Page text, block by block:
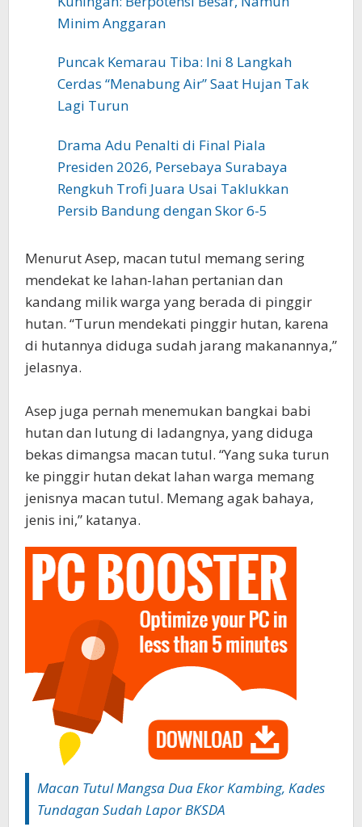
Minim Anggaran
Puncak Kemarau Tiba: Ini 8 Langkah
Cerdas “Menabung Air” Saat Hujan Tak
Lagi Turun
Drama Adu Penalti di Final Piala
Presiden 2026, Persebaya Surabaya
Rengkuh Trofi Juara Usai Taklukkan
Persib Bandung dengan Skor 6-5
‎Menurut Asep, macan tutul memang sering
mendekat ke lahan-lahan pertanian dan
kandang milik warga yang berada di pinggir
hutan. “Turun mendekati pinggir hutan, karena
di hutannya diduga sudah jarang makanannya,”
jelasnya.
‎Asep juga pernah menemukan bangkai babi
hutan dan lutung di ladangnya, yang diduga
bekas dimangsa macan tutul. “Yang suka turun
ke pinggir hutan dekat lahan warga memang
jenisnya macan tutul. Memang agak bahaya,
jenis ini,” katanya.
Macan Tutul Mangsa Dua Ekor Kambing, Kades
Tundagan Sudah Lapor BKSDA